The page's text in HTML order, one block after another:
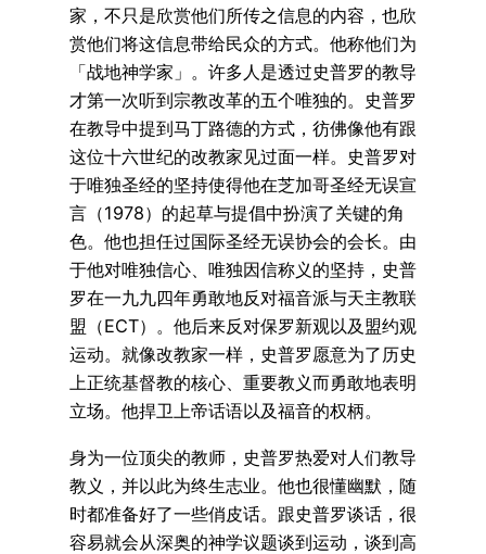
家，不只是欣赏他们所传之信息的内容，也欣
赏他们将这信息带给民众的方式。他称他们为
「战地神学家」。许多人是透过史普罗的教导
才第一次听到宗教改革的五个唯独的。史普罗
在教导中提到马丁路德的方式，彷佛像他有跟
这位十六世纪的改教家见过面一样。史普罗对
于唯独圣经的坚持使得他在芝加哥圣经无误宣
言（1978）的起草与提倡中扮演了关键的角
色。他也担任过国际圣经无误协会的会长。由
于他对唯独信心、唯独因信称义的坚持，史普
罗在一九九四年勇敢地反对福音派与天主教联
盟（ECT）。他后来反对保罗新观以及盟约观
运动。就像改教家一样，史普罗愿意为了历史
上正统基督教的核心、重要教义而勇敢地表明
立场。他捍卫上帝话语以及福音的权柄。
身为一位顶尖的教师，史普罗热爱对人们教导
教义，并以此为终生志业。他也很懂幽默，随
时都准备好了一些俏皮话。跟史普罗谈话，很
容易就会从深奥的神学议题谈到运动，谈到高